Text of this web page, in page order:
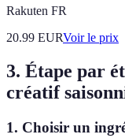
Rakuten FR
20.99 EURVoir le prix
3. Étape par
créatif
1. Choisir un